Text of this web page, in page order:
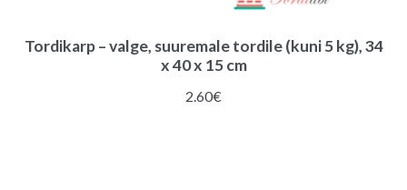
Tordikarp – valge, suuremale tordile (kuni 5 kg), 34
x 40 x 15 cm
2.60€